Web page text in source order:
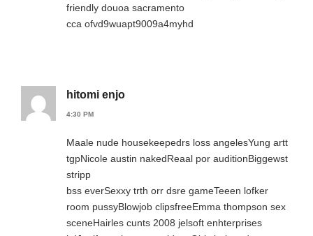
friendly douoa sacramento
cca ofvd9wuapt9009a4myhd
hitomi enjo
4:30 PM
Maale nude housekeepedrs loss angelesYung artt
tgpNicole austin nakedReaal por auditionBiggewst
stripp
bss everSexxy trth orr dsre gameTeeen lofker
room pussyBlowjob clipsfreeEmma thompson sex
sceneHairles cunts 2008 jelsoft enhterprises